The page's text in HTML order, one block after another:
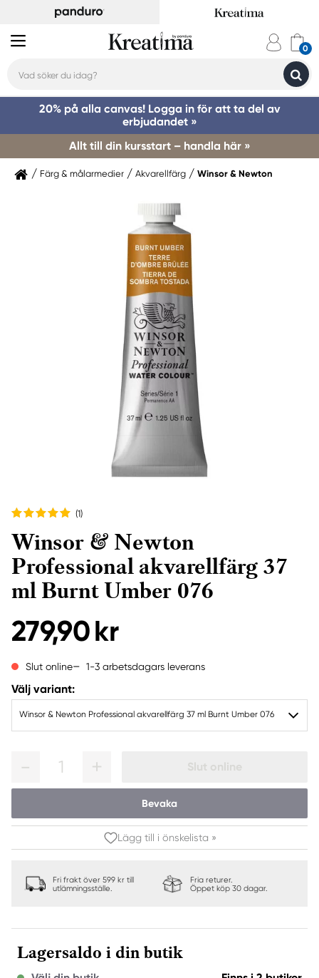
20% på alla canvas! Logga in för att ta del av
erbjudandet »
Allt till din kursstart – handla här »
Färg & målarmedier Akvarellfärg Winsor & Newton
(1)
Winsor & Newton
Professional akvarellfärg 37
ml Burnt Umber 076
279,90 kr
Slut online 1-3 arbetsdagars leverans
Välj variant:
Winsor & Newton Professional akvarellfärg 37 ml Burnt Umber 076
1 Slut online
Bevaka
Lägg till i önskelista »
Fri frakt över 599 kr till
utlämningsställe.
Fria returer.
Öppet köp 30 dagar.
Lagersaldo i din butik